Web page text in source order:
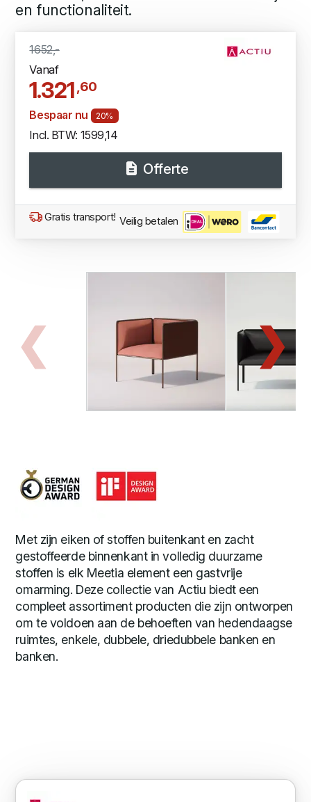
en functionaliteit.
1652,-
Vanaf
1.321,60
Bespaar nu 20%
Incl. BTW: 1599,14
Offerte
Gratis transport! Veilig betalen
Met zijn eiken of stoffen buitenkant en zacht
gestoffeerde binnenkant in volledig duurzame
stoffen is elk Meetia element een gastvrije
omarming. Deze collectie van Actiu biedt een
compleet assortiment producten die zijn ontworpen
om te voldoen aan de behoeften van hedendaagse
ruimtes, enkele, dubbele, driedubbele banken en
banken.